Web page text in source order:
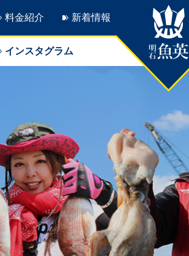
料金紹介 新着情報
インスタグラム